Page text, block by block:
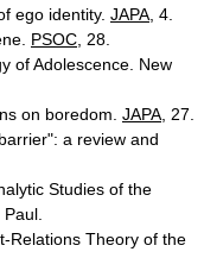
ego identity. JAPA , 4.
PSOC , 28.
of Adolescence. New
on boredom. JAPA , 27.
a review and
Studies of the
Relations Theory of the